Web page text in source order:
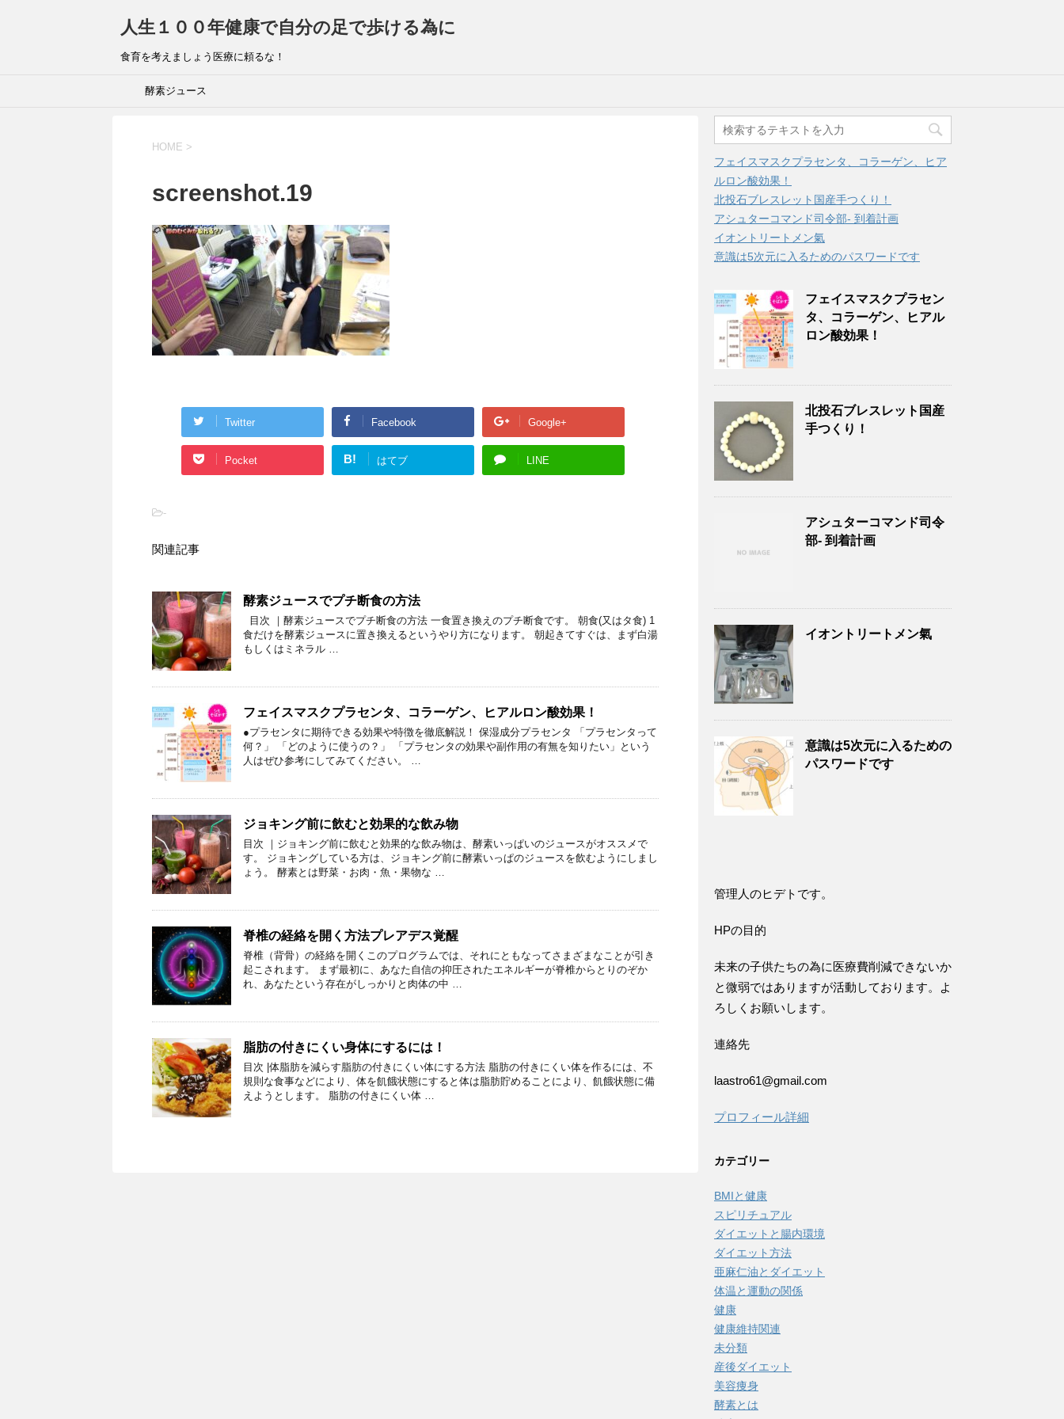
人生１００年健康で自分の足で歩ける為に
食育を考えましょう医療に頼るな！
酵素ジュース
HOME >
screenshot.19
Twitter Facebook Google+
Pocket B! はてブ LINE
-
関連記事
酵素ジュースでプチ断食の方法
目次 ｜酵素ジュースでプチ断食の方法 一食置き換えのプチ断食です。 朝食(又はタ食) 1
食だけを酵素ジュースに置き換えるというやり方になります。 朝起きてすぐは、まず白湯
もしくはミネラル …
フェイスマスクプラセンタ、コラーゲン、ヒアルロン酸効果！
●プラセンタに期待できる効果や特徴を徹底解説！ 保湿成分プラセンタ 「プラセンタって
何？」 「どのように使うの？」 「プラセンタの効果や副作用の有無を知りたい」という
人はぜひ参考にしてみてください。 …
ジョキング前に飲むと効果的な飲み物
目次 ｜ジョキング前に飲むと効果的な飲み物は、酵素いっぱいのジュースがオススメで
す。 ジョキングしている方は、ジョキング前に酵素いっぱのジュースを飲むようにしまし
ょう。 酵素とは野菜・お肉・魚・果物な …
脊椎の経絡を開く方法プレアデス覚醒
脊椎（背骨）の経絡を開くこのプログラムでは、それにともなってさまざまなことが引き
起こされます。 まず最初に、あなた自信の抑圧されたエネルギーが脊椎からとりのぞか
れ、あなたという存在がしっかりと肉体の中 …
脂肪の付きにくい身体にするには！
目次 |体脂肪を減らす脂肪の付きにくい体にする方法 脂肪の付きにくい体を作るには、不
規則な食事などにより、体を飢餓状態にすると体は脂肪貯めることにより、飢餓状態に備
えようとします。 脂肪の付きにくい体 …
フェイスマスクプラセンタ、コラーゲン、ヒア
ルロン酸効果！
北投石ブレスレット国産手つくり！
アシュターコマンド司令部- 到着計画
イオントリートメン氣
意識は5次元に入るためのパスワードです
フェイスマスクプラセン
タ、コラーゲン、ヒアル
ロン酸効果！
北投石ブレスレット国産
手つくり！
アシュターコマンド司令
部- 到着計画
イオントリートメン氣
意識は5次元に入るための
パスワードです
管理人のヒデトです。
HPの目的
未来の子供たちの為に医療費削減できないか
と微弱ではありますが活動しております。よ
ろしくお願いします。
連絡先
laastro61@gmail.com
プロフィール詳細
カテゴリー
BMIと健康
スピリチュアル
ダイエットと腸内環境
ダイエット方法
亜麻仁油とダイエット
体温と運動の関係
健康
健康維持関連
未分類
産後ダイエット
美容痩身
酵素とは